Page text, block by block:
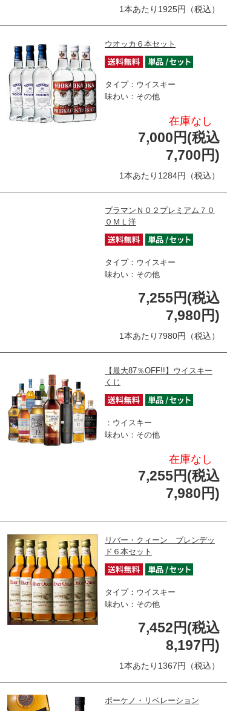
1本あたり1925円（税込）
ウオッカ６本セット
タイプ：ウイスキー
味わい：その他
在庫なし
7,000円(税込
7,700円)
1本あたり1284円（税込）
ブラマンＮＯ２プレミアム７０
０ＭＬ洋
タイプ：ウイスキー
味わい：その他
7,255円(税込
7,980円)
1本あたり7980円（税込）
【最大87％OFF!!】ウイスキー
くじ
：ウイスキー
味わい：その他
在庫なし
7,255円(税込
7,980円)
リバー・クィーン ブレンデッ
ド６本セット
タイプ：ウイスキー
味わい：その他
7,452円(税込
8,197円)
1本あたり1367円（税込）
ポーケノ・リベレーション